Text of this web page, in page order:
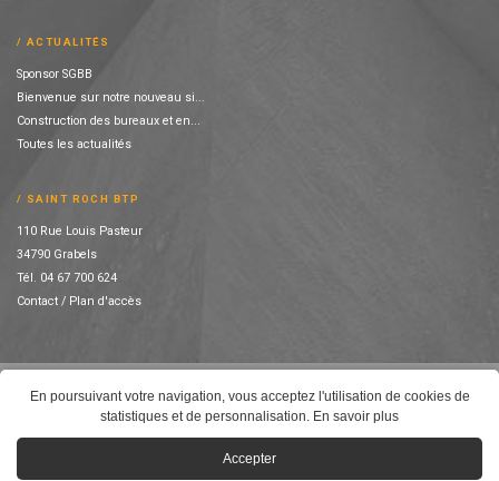
ACTUALITÉS
Sponsor SGBB
Bienvenue sur notre nouveau si...
Construction des bureaux et en...
Toutes les actualités
SAINT ROCH BTP
110 Rue Louis Pasteur
34790 Grabels
Tél. 04 67 700 624
Contact / Plan d'accès
En poursuivant votre navigation, vous acceptez l'utilisation de cookies de
statistiques et de personnalisation. En savoir plus
Accepter